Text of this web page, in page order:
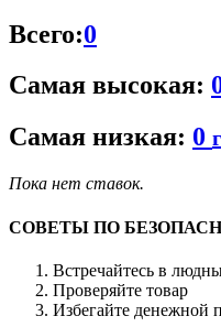
Всего:0
Самая высокая:
Самая низкая: 0
Пока нет ставок.
СОВЕТЫ ПО
Встречайтесь в
Проверяйте товар
Избегайте денежной